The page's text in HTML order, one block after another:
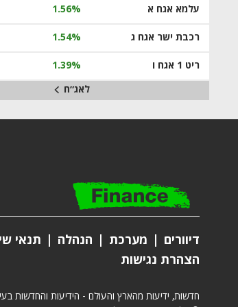
עלמא אגח א 1.56%
רכבת ישר אגח ג 1.54%
ריט 1 אגח ו
1.39%
לאג״ח
דיוורים מערכת הנהלה תנאי
הצהרת נגישות
חדשות, ידיעות מהארץ והעולם - הידיעות והחדשות